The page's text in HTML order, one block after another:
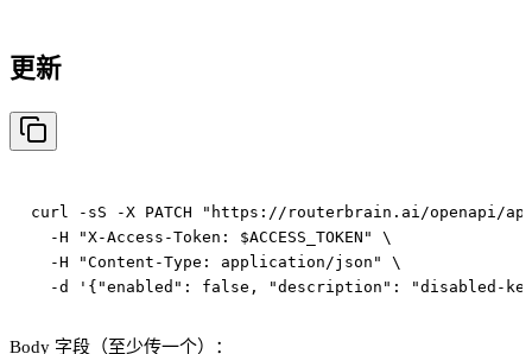
更新
curl -sS -X PATCH "https://routerbrain.ai/openapi/
  -H "X-Access-Token: $ACCESS_TOKEN" \
  -H "Content-Type: application/json" \
Body 字段（至少传一个）：